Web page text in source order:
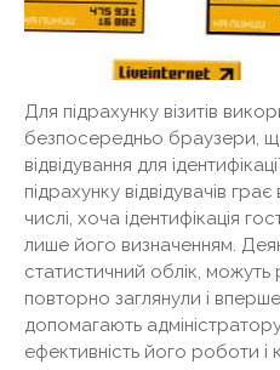
Для підрахунку візитів
безпосередньо браузери,
відвідування для
підрахунку відвідувачів
числі, хоча ідентифікація
лише його визначенням.
статистичний облік, можуть
повторно заглянули і
допомагають
ефективність його роботи і